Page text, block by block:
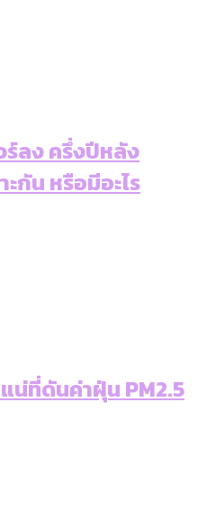
ลง ครึ่งปีหลัง
ะกัน หรือมีอะไร
น่ที่ดันค่าฝุ่น PM2.5